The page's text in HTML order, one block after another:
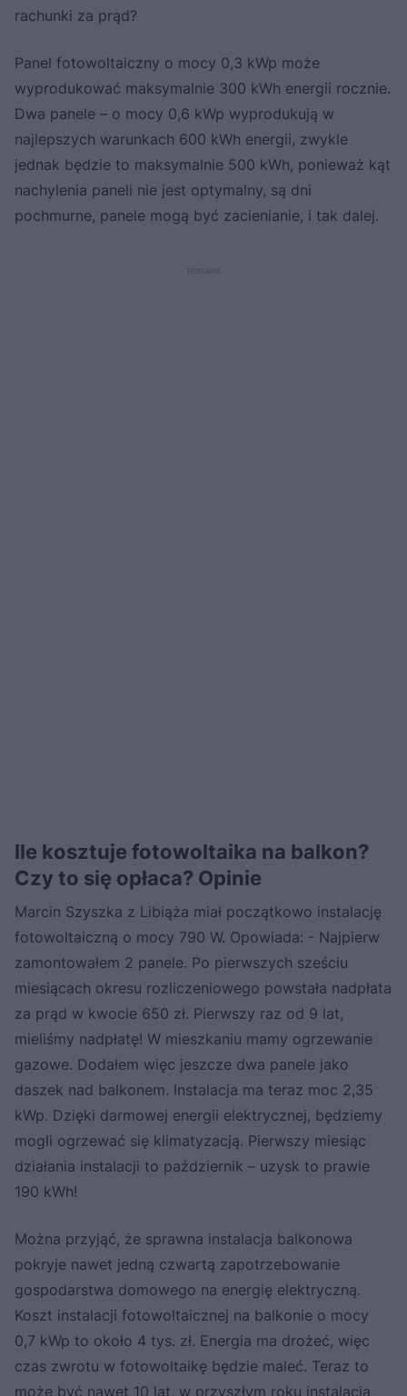
rachunki za prąd?
Panel fotowoltaiczny o mocy 0,3 kWp może
wyprodukować maksymalnie 300 kWh energii rocznie.
Dwa panele – o mocy 0,6 kWp wyprodukują w
najlepszych warunkach 600 kWh energii, zwykle
jednak będzie to maksymalnie 500 kWh, ponieważ kąt
nachylenia paneli nie jest optymalny, są dni
pochmurne, panele mogą być zacienianie, i tak dalej.
Ile kosztuje fotowoltaika na balkon?
Czy to się opłaca? Opinie
Marcin Szyszka z Libiąża miał początkowo instalację
fotowoltaiczną o mocy 790 W. Opowiada: - Najpierw
zamontowałem 2 panele. Po pierwszych sześciu
miesiącach okresu rozliczeniowego powstała nadpłata
za prąd w kwocie 650 zł. Pierwszy raz od 9 lat,
mieliśmy nadpłatę! W mieszkaniu mamy ogrzewanie
gazowe. Dodałem więc jeszcze dwa panele jako
daszek nad balkonem. Instalacja ma teraz moc 2,35
kWp. Dzięki darmowej energii elektrycznej, będziemy
mogli ogrzewać się klimatyzacją. Pierwszy miesiąc
działania instalacji to październik – uzysk to prawie
190 kWh!
Można przyjąć, że sprawna instalacja balkonowa
pokryje nawet jedną czwartą zapotrzebowanie
gospodarstwa domowego na energię elektryczną.
Koszt instalacji fotowoltaicznej na balkonie o mocy
0,7 kWp to około 4 tys. zł. Energia ma drożeć, więc
czas zwrotu w fotowoltaikę będzie maleć. Teraz to
może być nawet 10 lat, w przyszłym roku instalacja